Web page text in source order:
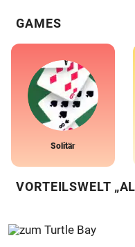
GAMES
Solitär
VORTEILSWELT